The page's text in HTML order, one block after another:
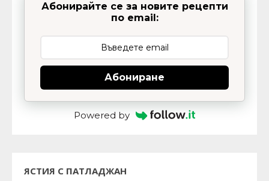
Абонирайте се за новите рецепти
по email:
Абониране
Powered by
ЯСТИЯ С ПАТЛАДЖАН